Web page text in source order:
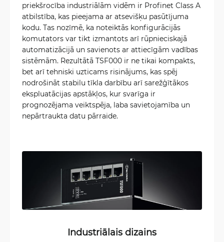
priekšrocība industriālām vidēm ir Profinet Class A
atbilstība, kas pieejama ar atsevišķu pasūtījuma
kodu. Tas nozīmē, ka noteiktās konfigurācijās
komutators var tikt izmantots arī rūpnieciskajā
automatizācijā un savienots ar attiecīgām vadības
sistēmām. Rezultātā TSF000 ir ne tikai kompakts,
bet arī tehniski uzticams risinājums, kas spēj
nodrošināt stabilu tīkla darbību arī sarežģītākos
ekspluatācijas apstākļos, kur svarīga ir
prognozējama veiktspēja, laba savietojamība un
nepārtraukta datu pārraide.
Industriālais dizains